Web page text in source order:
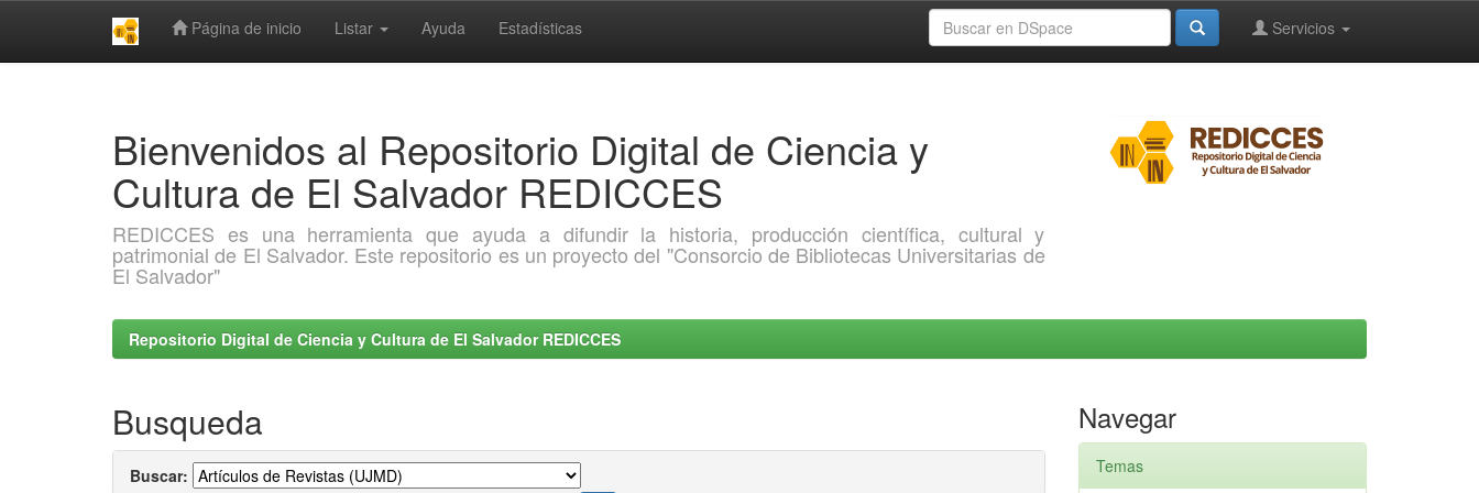
Página de inicio Listar Ayuda Estadísticas Servicios
Bienvenidos al Repositorio Digital de Ciencia y
Cultura de El Salvador REDICCES
REDICCES es una herramienta que ayuda a difundir la historia, producción científica, cultural y
patrimonial de El Salvador. Este repositorio es un proyecto del "Consorcio de Bibliotecas Universitarias de
El Salvador"
Repositorio Digital de Ciencia y Cultura de El Salvador REDICCES
Busqueda
Buscar:
Navegar
Temas